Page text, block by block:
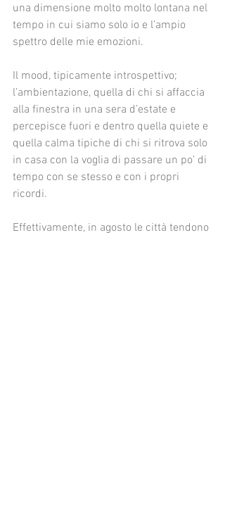
una dimensione molto molto lontana nel
tempo in cui siamo solo io e l’ampio
spettro delle mie emozioni.
Il mood, tipicamente introspettivo;
l’ambientazione, quella di chi si affaccia
alla finestra in una sera d’estate e
percepisce fuori e dentro quella quiete e
quella calma tipiche di chi si ritrova solo
in casa con la voglia di passare un po’ di
tempo con se stesso e con i propri
ricordi.
Effettivamente, in agosto le città tendono